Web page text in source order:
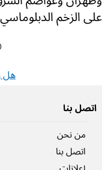
على الزخم
هل
اتصل بنا
من نحن
اتصل بنا